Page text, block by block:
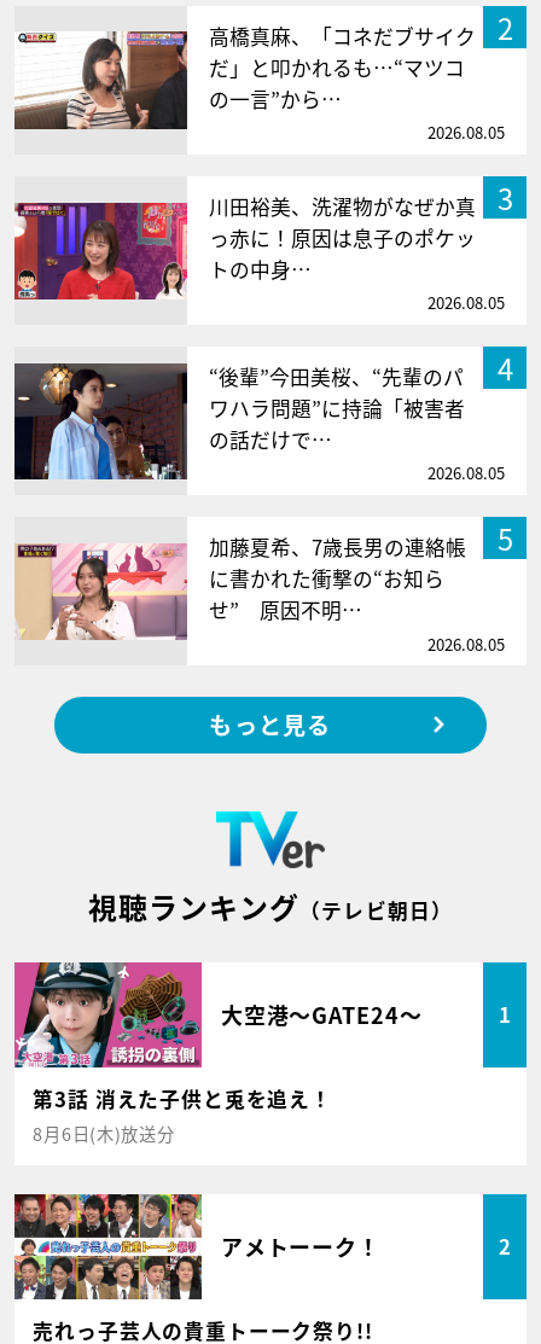
2
高橋真麻、「コネだブサイク
だ」と叩かれるも…“マツコ
の一言”から…
2026.08.05
3
川田裕美、洗濯物がなぜか真
っ赤に！原因は息子のポケッ
トの中身…
2026.08.05
4
“後輩”今田美桜、“先輩のパ
ワハラ問題”に持論「被害者
の話だけで…
2026.08.05
5
加藤夏希、7歳長男の連絡帳
に書かれた衝撃の“お知ら
せ” 原因不明…
2026.08.05
もっと見る
視聴ランキング （テレビ朝日）
大空港～GATE24～ 1
第3話 消えた子供と兎を追え！
8月6日(木)放送分
アメトーーク！ 2
売れっ子芸人の貴重トーーク祭り!!